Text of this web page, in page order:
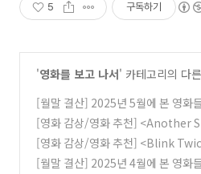
5 구독하기
'영화를 보고 나서' 카테고리의 다
[월말 결산] 2025년 5월에 본 영화
[영화 감상/영화 추천] <Another
r(부탁 하나만 더 들어줘)>(2025)
[영화 감상/영화 추천] <Blink
와이스)>(2024)
(1)
[월말 결산] 2025년 4월에 본 영화